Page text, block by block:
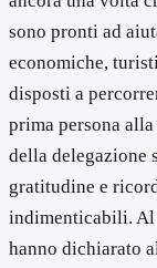
sono pronti ad
economiche,
disposti a
prima persona
della delegazione
gratitudine e
indimenticabili.
hanno dichiarato